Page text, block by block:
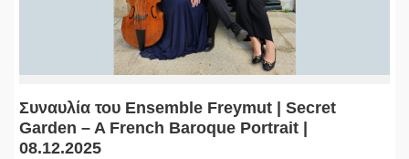
Συναυλία του Ensemble Freymut | Secret
Garden – A French Baroque Portrait |
08.12.2025